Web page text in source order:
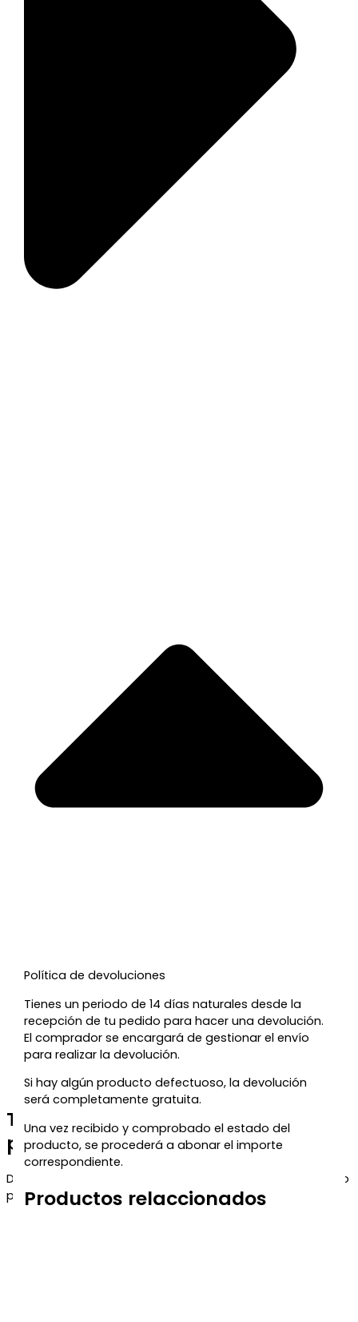
Política de devoluciones
Tienes un periodo de 14 días naturales desde la
recepción de tu pedido para hacer una devolución.
El comprador se encargará de gestionar el envío
para realizar la devolución.
Si hay algún producto defectuoso, la devolución
será completamente gratuita.
Una vez recibido y comprobado el estado del
producto, se procederá a abonar el importe
correspondiente.
Productos relaccionados
Te regalamos un 5% de descuento
para tu próxima compra
Déjanos tu correo y te enviaremos el código de descuento
para que puedas aprovecharlo en tu próximo pedido.